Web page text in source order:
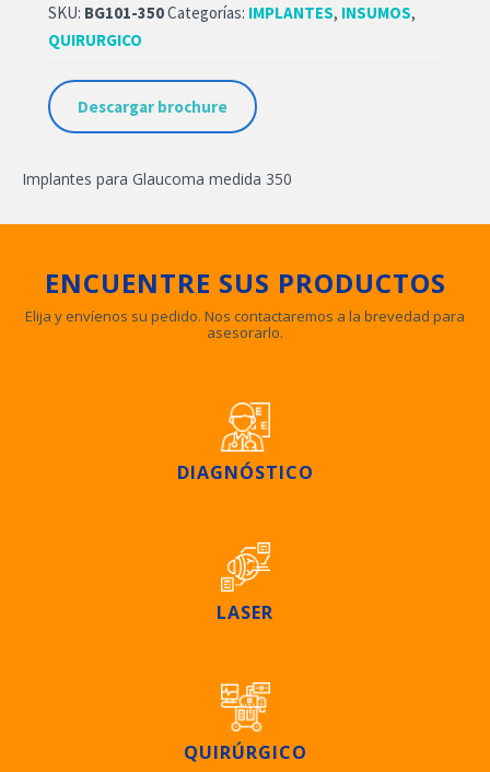
SKU: BG101-350Categorías: IMPLANTES, INSUMOS,
QUIRURGICO
Descargar brochure
Implantes para Glaucoma medida 350
ENCUENTRE SUS PRODUCTOS
Elija y envíenos su pedido. Nos contactaremos a la brevedad para
asesorarlo.
DIAGNÓSTICO
LASER
QUIRÚRGICO